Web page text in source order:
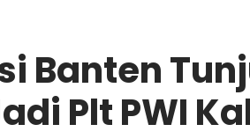
Banten
Plt PWI